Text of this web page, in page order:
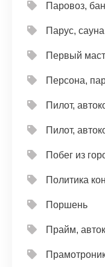
Паровоз,
Парус, сауна
Первый
Персона,
Пилот,
Пилот,
Побег из
Политика
Поршень
Прайм,